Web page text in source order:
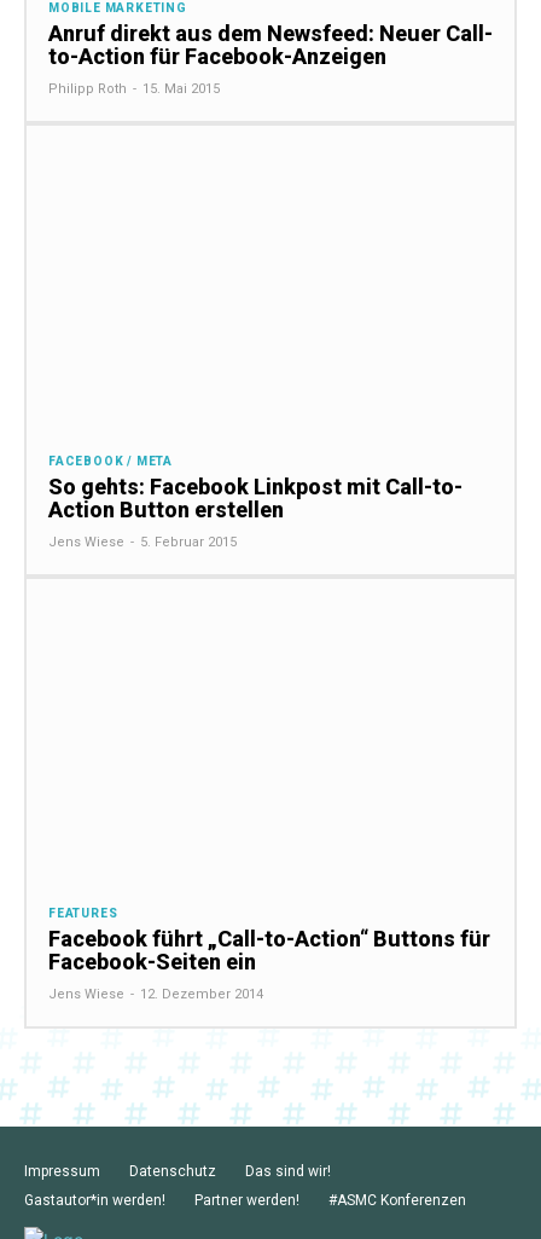
MOBILE MARKETING
Anruf direkt aus dem Newsfeed: Neuer Call-
to-Action für Facebook-Anzeigen
Philipp Roth - 15. Mai 2015
FACEBOOK / META
So gehts: Facebook Linkpost mit Call-to-
Action Button erstellen
Jens Wiese - 5. Februar 2015
FEATURES
Facebook führt „Call-to-Action“ Buttons für
Facebook-Seiten ein
Jens Wiese - 12. Dezember 2014
Impressum Datenschutz
Das sind wir!
Gastautor*in werden!
Partner werden! #ASMC Konferenzen